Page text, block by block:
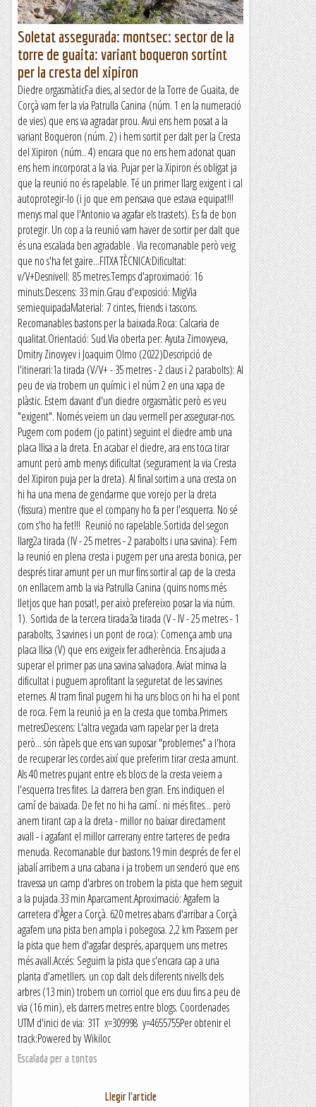
Soletat assegurada: montsec: sector de la
torre de guaita: variant boqueron sortint
per la cresta del xipiron
Diedre orgasmàticFa dies, al sector de la Torre de Guaita, de
Corçà vam fer la via Patrulla Canina (núm. 1 en la numeració
de vies) que ens va agradar prou. Avui ens hem posat a la
variant Boqueron (núm. 2) i hem sortit per dalt per la Cresta
del Xipiron (núm.. 4) encara que no ens hem adonat quan
ens hem incorporat a la via. Pujar per la Xipiron és obligat ja
que la reunió no és rapelable. Té un primer llarg exigent i cal
autoprotegir-lo (i jo que em pensava que estava equipat!!!
menys mal que l'Antonio va agafar els trastets). Es fa de bon
protegir. Un cop a la reunió vam haver de sortir per dalt que
és una escalada ben agradable . Via recomanable però veig
que no s'ha fet gaire...FITXA TÈCNICA:Dificultat:
v/V+Desnivell: 85 metres.Temps d'aproximació: 16
minuts.Descens: 33 min.Grau d'exposició: MigVia
semiequipadaMaterial: 7 cintes, friends i tascons.
Recomanables bastons per la baixada.Roca: Calcaria de
qualitat.Orientació: Sud.Via oberta per: Ayuta Zimovyeva,
Dmitry Zinovyev i Joaquim Olmo (2022)Descripció de
l'itinerari:1a tirada (V/V+ - 35 metres - 2 claus i 2 parabolts): Al
peu de via trobem un químic i el núm 2 en una xapa de
plàstic. Estem davant d'un diedre orgasmàtic però es veu
"exigent". Només veiem un clau vermell per assegurar-nos.
Pugem com podem (jo patint) seguint el diedre amb una
placa llisa a la dreta. En acabar el diedre, ara ens toca tirar
amunt però amb menys dificultat (segurament la via Cresta
del Xipiron puja per la dreta). Al final sortim a una cresta on
hi ha una mena de gendarme que vorejo per la dreta
(fissura) mentre que el company ho fa per l'esquerra. No sé
com s'ho ha fet!!! Reunió no rapelable.Sortida del segon
llarg2a tirada (IV - 25 metres - 2 parabolts i una savina): Fem
la reunió en plena cresta i pugem per una aresta bonica, per
després tirar amunt per un mur fins sortir al cap de la cresta
on enllacem amb la via Patrulla Canina (quins noms més
lletjos que han posat!, per això prefereixo posar la via núm.
1). Sortida de la tercera tirada3a tirada (V - IV - 25 metres - 1
parabolts, 3 savines i un pont de roca): Comença amb una
placa llisa (V) que ens exigeix fer adherència. Ens ajuda a
superar el primer pas una savina salvadora. Aviat minva la
dificultat i puguem aprofitant la seguretat de les savines
eternes. Al tram final pugem hi ha uns blocs on hi ha el pont
de roca. Fem la reunió ja en la cresta que tomba.Primers
metresDescens: L'altra vegada vam rapelar per la dreta
però... són ràpels que ens van suposar "problemes" a l'hora
de recuperar les cordes així que preferim tirar cresta amunt.
Als 40 metres pujant entre els blocs de la cresta veiem a
l'esquerra tres fites. La darrera ben gran. Ens indiquen el
camí de baixada. De fet no hi ha camí.. ni més fites... però
anem tirant cap a la dreta - millor no baixar directament
avall - i agafant el millor carrerany entre tarteres de pedra
menuda. Recomanable dur bastons.19 min després de fer el
jabalí arribem a una cabana i ja trobem un senderó que ens
travessa un camp d'arbres on trobem la pista que hem seguit
a la pujada.33 min Aparcament.Aproximació: Agafem la
carretera d'Àger a Corçà. 620 metres abans d'arribar a Corçà
agafem una pista ben ampla i polsegosa. 2,2 km Passem per
la pista que hem d'agafar després, aparquem uns metres
més avall.Accés: Seguim la pista que s'encara cap a una
planta d'ametllers. un cop dalt dels diferents nivells dels
arbres (13 min) trobem un corriol que ens duu fins a peu de
via (16 min), els darrers metres entre blogs. Coordenades
UTM d'inici de via: 31T x=309998 y=4655755Per obtenir el
track:Powered by Wikiloc
Escalada per a tontos
Llegir l'article